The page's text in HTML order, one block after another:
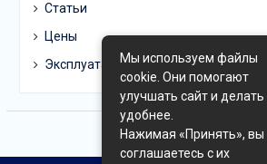
Статьи
Цены
ЭксплуатацияМы используем файлы
cookie. Они помогают
улучшать сайт и делать
удобнее.
Нажимая «Принять», вы
соглашаетесь с их